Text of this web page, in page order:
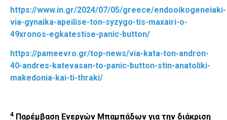
https://www.in.gr/2024/07/05/greece/endooikogeneiaki-
via-gynaika-apeilise-ton-syzygo-tis-maxairi-o-
49xronos-egkatestise-panic-button/
https://pameevro.gr/top-news/via-kata-ton-andron-
40-andres-katevasan-to-panic-button-stin-anatoliki-
makedonia-kai-ti-thraki/
4 Παρέμβαση Ενεργών Μπαμπάδων για την διάκριση